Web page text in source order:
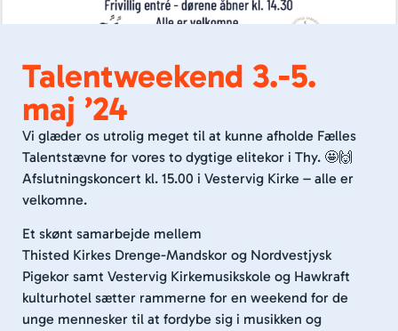
Talentweekend 3.-5.
maj ’24
Vi glæder os utrolig meget til at kunne afholde Fælles
Talentstævne for vores to dygtige elitekor i Thy. 🤩🙌
Afslutningskoncert kl. 15.00 i Vestervig Kirke – alle er
velkomne.
Et skønt samarbejde mellem
Thisted Kirkes Drenge-Mandskor og Nordvestjysk
Pigekor samt Vestervig Kirkemusikskole og Hawkraft
kulturhotel sætter rammerne for en weekend for de
unge mennesker til at fordybe sig i musikken og